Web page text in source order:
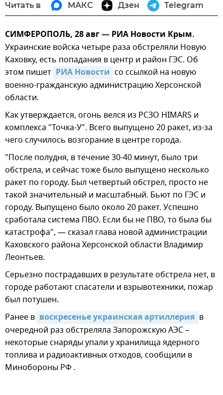
Читать в МАКС Дзен Telegram
СИМФЕРОПОЛЬ, 28 авг — РИА Новости Крым.
Украинские войска четыре раза обстреляли Новую
Каховку, есть попадания в центр и район ГЭС. Об
этом пишет РИА Новости со ссылкой на новую
военно-гражданскую администрацию Херсонской
области.
Как утверждается, огонь велся из РСЗО HIMARS и
комплекса "Точка-У". Всего выпущено 20 ракет, из-за
чего случилось возгорание в центре города.
"После полудня, в течение 30-40 минут, было три
обстрела, и сейчас тоже было выпущено несколько
ракет по городу. Был четвертый обстрел, просто не
такой значительный и масштабный. Бьют по ГЭС и
городу. Выпущено было около 20 ракет. Успешно
сработала система ПВО. Если бы не ПВО, то была бы
катастрофа", — сказал глава новой администрации
Каховского района Херсонской области Владимир
Леонтьев.
Серьезно пострадавших в результате обстрела нет, в
городе работают спасатели и взрывотехники, пожар
был потушен.
Ранее в воскресенье украинская артиллерия в
очередной раз обстреляла Запорожскую АЭС –
некоторые снаряды упали у хранилища ядерного
топлива и радиоактивных отходов, сообщили в
Минобороны РФ .